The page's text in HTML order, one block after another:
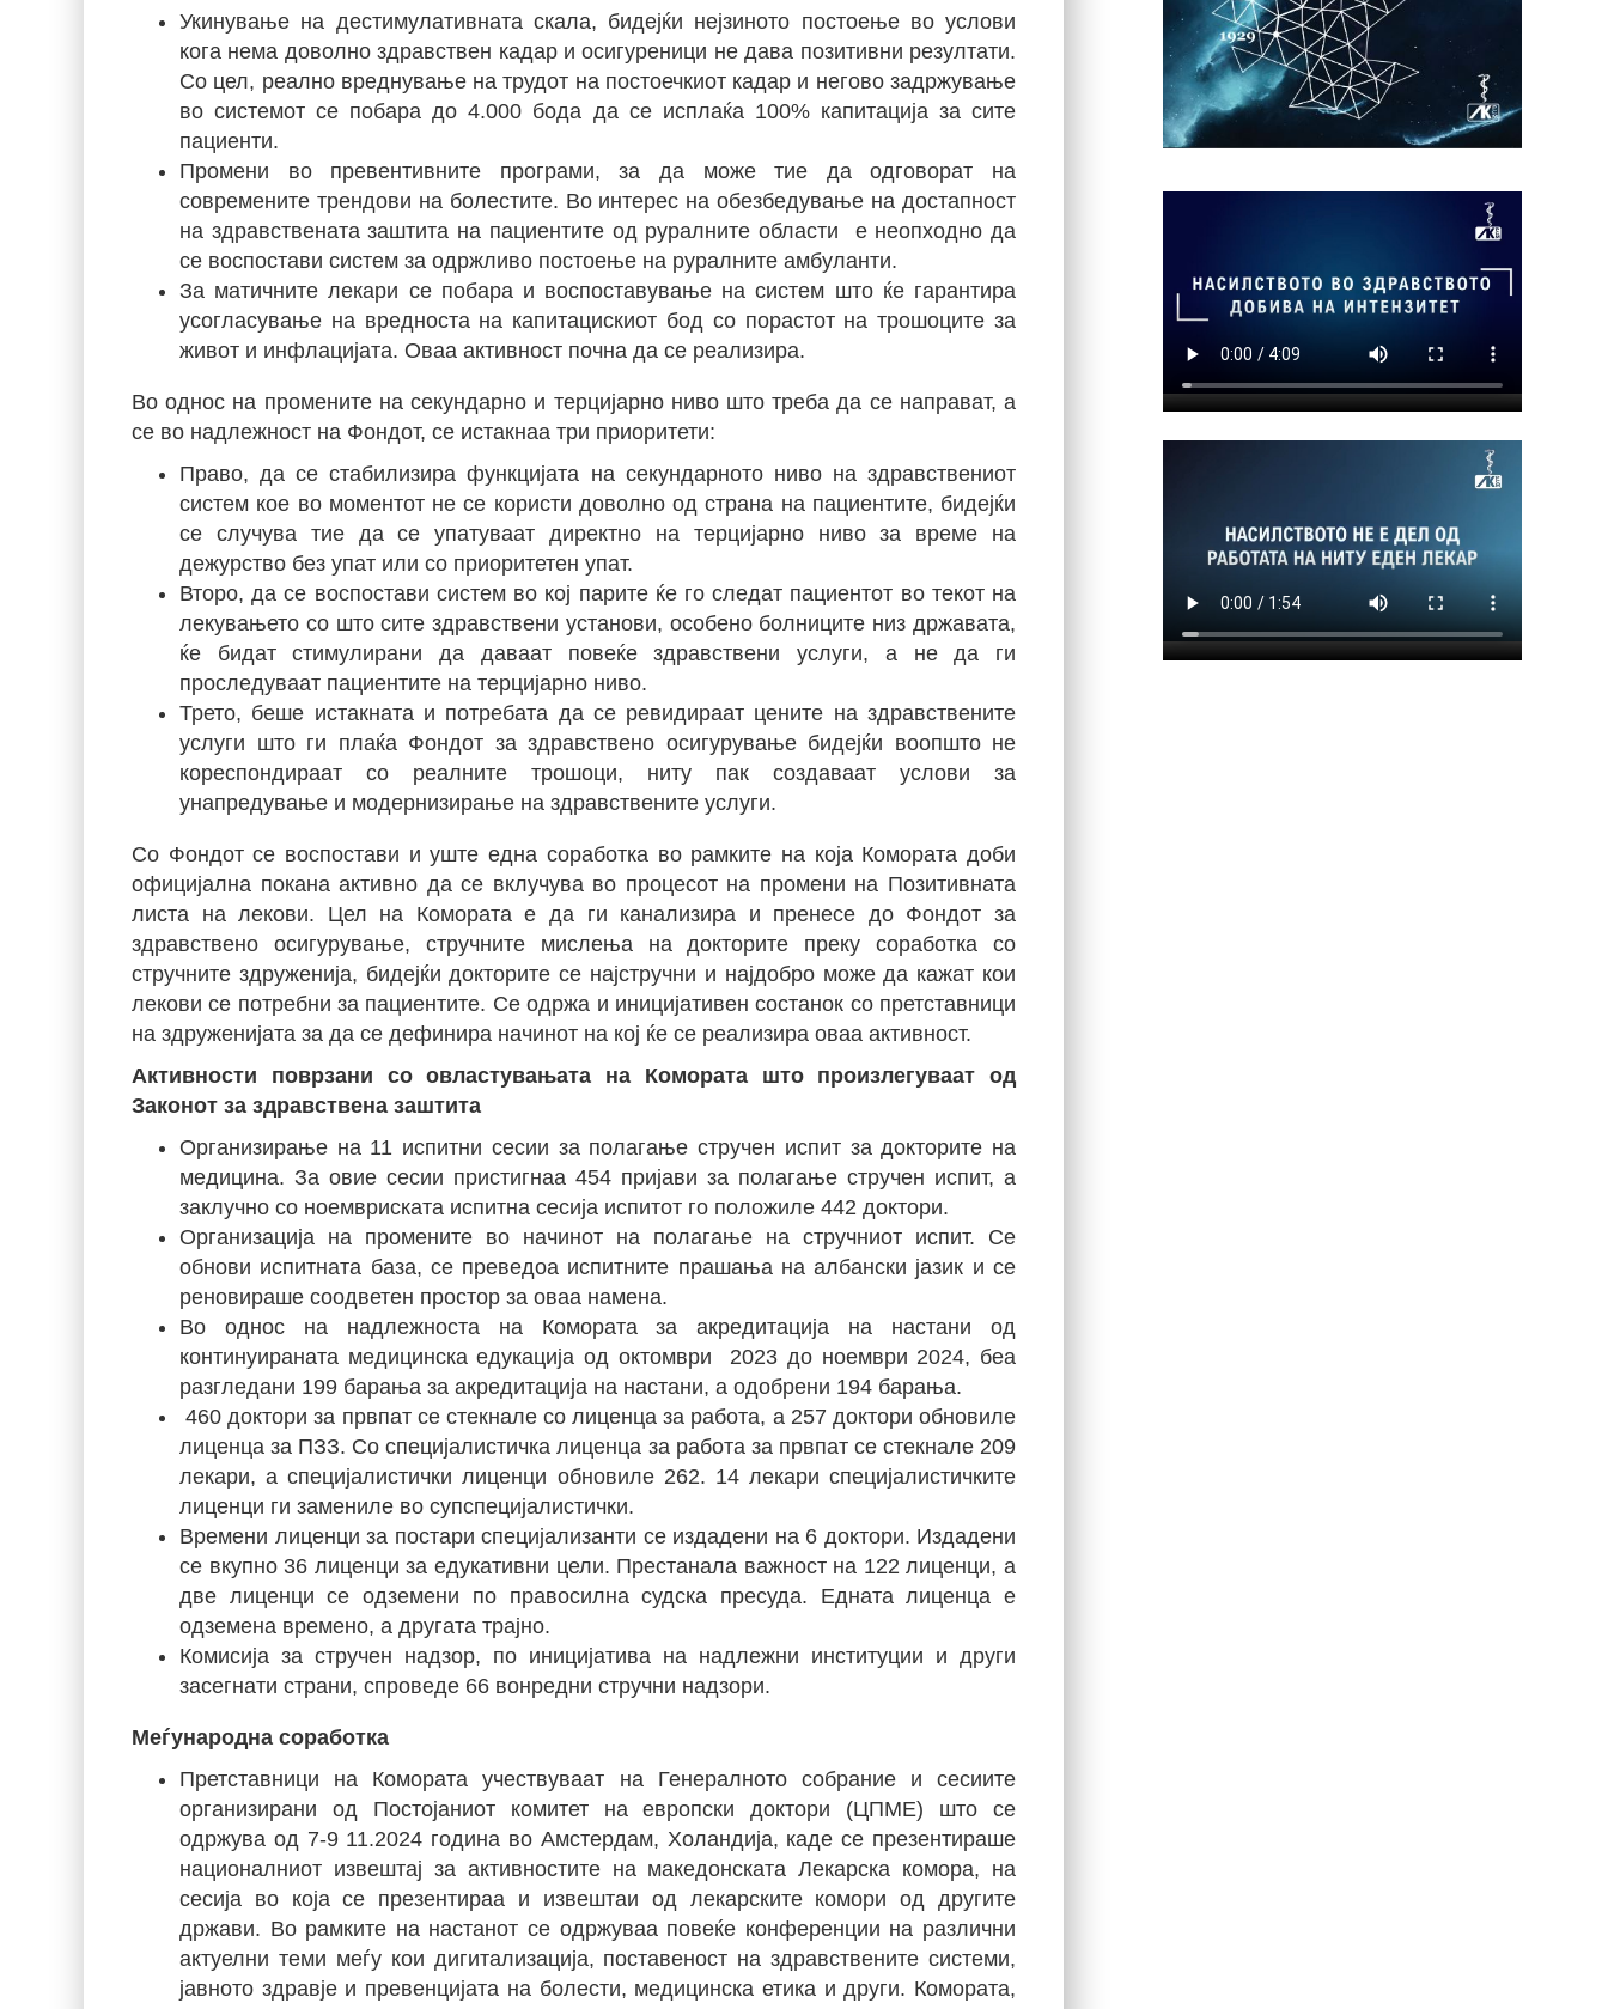
Укинување на дестимулативната скала, бидејќи нејзиното постоење во услови
кога нема доволно здравствен кадар и осигуреници не дава позитивни резултати.
Со цел, реално вреднување на трудот на постоечкиот кадар и негово задржување
во системот се побара до 4.000 бода да се исплаќа 100% капитација за сите
пациенти.
Промени во превентивните програми, за да може тие да одговорат на
современите трендови на болестите. Во интерес на обезбедување на достапност
на здравствената заштита на пациентите од руралните области е неопходно да
се воспостави систем за одржливо постоење на руралните амбуланти.
За матичните лекари се побара и воспоставување на систем што ќе гарантира
усогласување на вредноста на капитацискиот бод со порастот на трошоците за
живот и инфлацијата. Оваа активност почна да се реализира.
Во однос на промените на секундарно и терцијарно ниво што треба да се направат, а
се во надлежност на Фондот, се истакнаа три приоритети:
Право, да се стабилизира функцијата на секундарното ниво на здравствениот
систем кое во моментот не се користи доволно од страна на пациентите, бидејќи
се случува тие да се упатуваат директно на терцијарно ниво за време на
дежурство без упат или со приоритетен упат.
Второ, да се воспостави систем во кој парите ќе го следат пациентот во текот на
лекувањето со што сите здравствени установи, особено болниците низ државата,
ќе бидат стимулирани да даваат повеќе здравствени услуги, а не да ги
проследуваат пациентите на терцијарно ниво.
Трето, беше истакната и потребата да се ревидираат цените на здравствените
услуги што ги плаќа Фондот за здравствено осигурување бидејќи воопшто не
кореспондираат со реалните трошоци, ниту пак создаваат услови за
унапредување и модернизирање на здравствените услуги.
Со Фондот се воспостави и уште една соработка во рамките на која Комората доби
официјална покана активно да се вклучува во процесот на промени на Позитивната
листа на лекови. Цел на Комората е да ги канализира и пренесе до Фондот за
здравствено осигурување, стручните мислења на докторите преку соработка со
стручните здруженија, бидејќи докторите се најстручни и најдобро може да кажат кои
лекови се потребни за пациентите. Се одржа и иницијативен состанок со претставници
на здруженијата за да се дефинира начинот на кој ќе се реализира оваа активност.
Активности поврзани со овластувањата на Комората што произлегуваат од
Законот за здравствена заштита
Организирање на 11 испитни сесии за полагање стручен испит за докторите на
медицина. За овие сесии пристигнаа 454 пријави за полагање стручен испит, а
заклучно со ноемвриската испитна сесија испитот го положиле 442 доктори.
Организација на промените во начинот на полагање на стручниот испит. Се
обнови испитната база, се преведоа испитните прашања на албански јазик и се
реновираше соодветен простор за оваа намена.
Во однос на надлежноста на Комората за акредитација на настани од
континуираната медицинска едукација од октомври 2023 до ноември 2024, беа
разгледани 199 барања за акредитација на настани, а одобрени 194 барања.
460 доктори за првпат се стекнале со лиценца за работа, a 257 доктори обновиле
лиценца за ПЗЗ. Со специјалистичка лиценца за работа за првпат се стекнале 209
лекари, а специјалистички лиценци обновиле 262. 14 лекари специјалистичките
лиценци ги замениле во супспецијалистички.
Времени лиценци за постари специјализанти се издадени на 6 доктори. Издадени
се вкупно 36 лиценци за едукативни цели. Престанала важност на 122 лиценци, а
две лиценци се одземени по правосилна судска пресуда. Едната лиценца е
одземена времено, а другата трајно.
Комисија за стручен надзор, по иницијатива на надлежни институции и други
засегнати страни, спроведе 66 вонредни стручни надзори.
Меѓународна соработка
Претставници на Комората учествуваат на Генералното собрание и сесиите
организирани од Постојаниот комитет на европски доктори (ЦПМЕ) што се
одржува од 7-9 11.2024 година во Амстердам, Холандија, каде се презентираше
националниот извештај за активностите на македонската Лекарска комора, на
сесија во која се презентираа и извештаи од лекарските комори од другите
држави. Во рамките на настанот се одржуваа повеќе конференции на различни
актуелни теми меѓу кои дигитализација, поставеност на здравствените системи,
јавното здравје и превенцијата на болести, медицинска етика и други. Комората,